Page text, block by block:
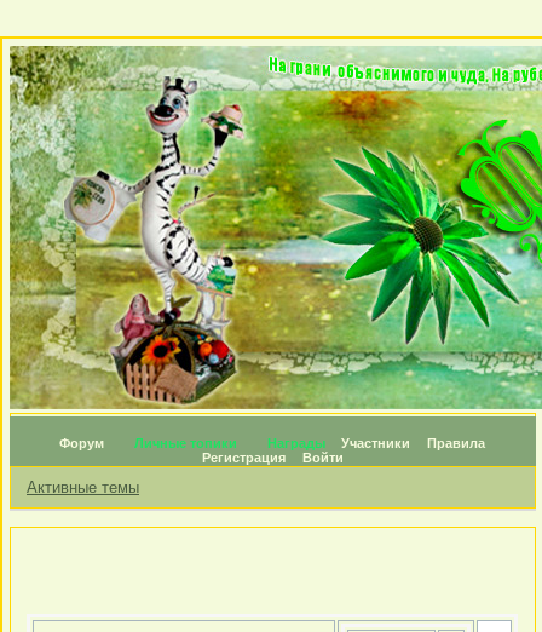
Форум Личные топики Награды Участники
Правила
Регистрация
Войти
Активные темы